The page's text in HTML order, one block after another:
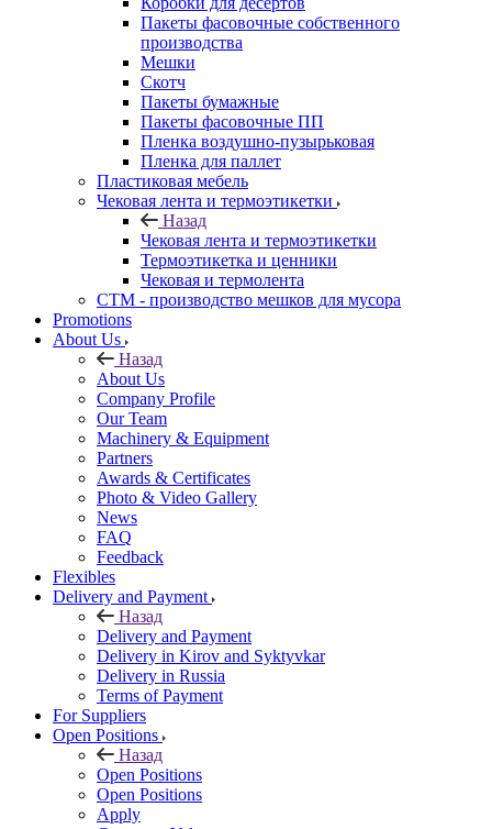
Пакеты фасовочные собственного
производства
Мешки
Скотч
Пакеты бумажные
Пакеты фасовочные ПП
Пленка воздушно-пузырьковая
Пленка для паллет
Пластиковая мебель
Чековая лента и термоэтикетки
Назад
Чековая лента и термоэтикетки
Термоэтикетка и ценники
Чековая и термолента
СТМ - производство мешков для мусора
Promotions
About Us
Назад
About Us
Company Profile
Our Team
Machinery & Equipment
Partners
Awards & Certificates
Photo & Video Gallery
News
FAQ
Feedback
Flexibles
Delivery and Payment
Назад
Delivery and Payment
Delivery in Kirov and Syktyvkar
Delivery in Russia
Terms of Payment
For Suppliers
Open Positions
Назад
Open Positions
Open Positions
Apply